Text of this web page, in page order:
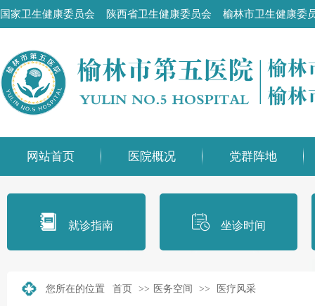
国家卫生健康委员会 陕西省卫生健康委员会 榆林市卫生健康委
网站首页 医院概况 党群阵地
就诊指南 坐诊时间
您所在的位置 首页 >> 医务空间 >> 医疗风采